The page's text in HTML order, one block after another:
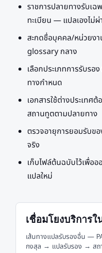
ราชการปลายทางรับเ
ทะเบียน — แปลเองไม่ผ่
สะกดชื่อบุคคล/หน่วยง
glossary กลาง
เลือกประเภทการรับร
ทางกำหนด
เอกสารใช้ต่างประเท
สถานทูตตามปลายทาง
ตรวจอายุการยอมรับข
จริง
เก็บไฟล์ต้นฉบับไว้เพื่อ
แปลใหม่
เชื่อมโยงบริการใ
เส้นทางแปลรับรองอื่น —
กงสุล → แปลรับรอง → สถ